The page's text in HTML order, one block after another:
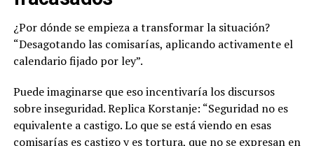
¿Por dónde se empieza a transformar la situación?
“Desagotando las comisarías, aplicando activamente el
calendario fijado por ley”.
Puede imaginarse que eso incentivaría los discursos
sobre inseguridad. Replica Korstanje: “Seguridad no es
equivalente a castigo. Lo que se está viendo en esas
comisarías es castigo y es tortura, que no se expresan en